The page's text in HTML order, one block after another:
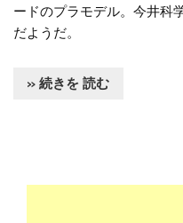
ードのプラモデル。今井科
だようだ。
» 続きを 読む